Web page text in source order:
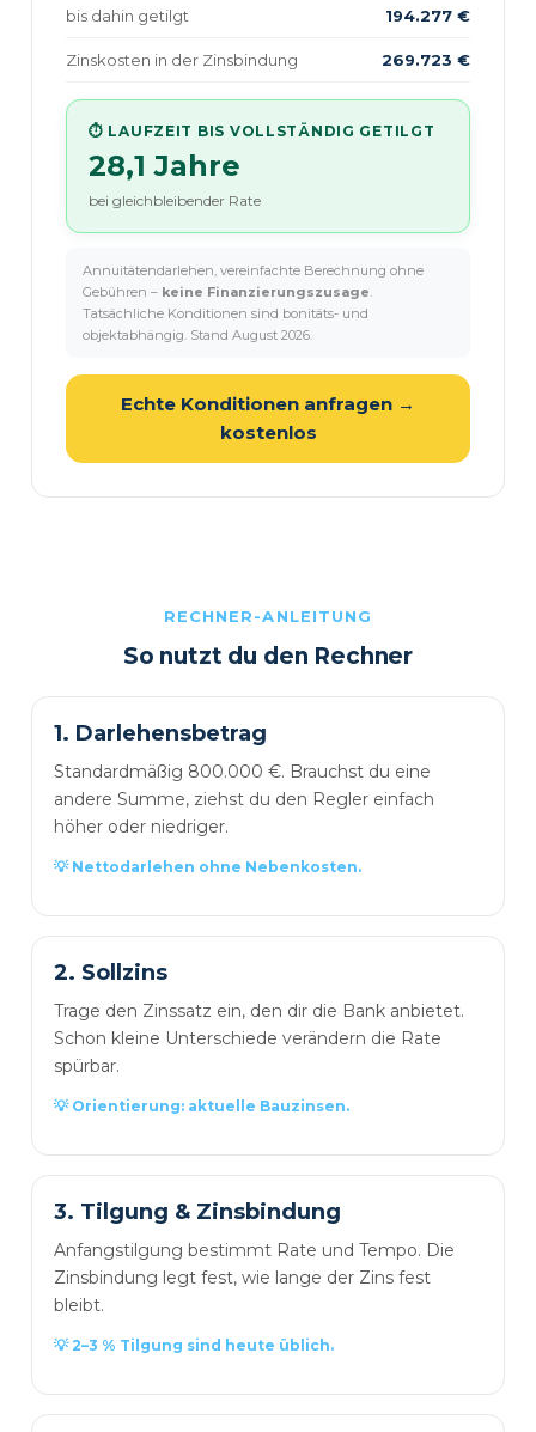
bis dahin getilgt 194.277 €
Zinskosten in der Zinsbindung 269.723 €
⏱️ LAUFZEIT BIS VOLLSTÄNDIG GETILGT
28,1 Jahre
bei gleichbleibender Rate
Annuitätendarlehen, vereinfachte Berechnung ohne
Gebühren – keine Finanzierungszusage.
Tatsächliche Konditionen sind bonitäts- und
objektabhängig. Stand August 2026.
Echte Konditionen anfragen →
kostenlos
RECHNER-ANLEITUNG
So nutzt du den Rechner
1. Darlehensbetrag
Standardmäßig 800.000 €. Brauchst du eine
andere Summe, ziehst du den Regler einfach
höher oder niedriger.
💡 Nettodarlehen ohne Nebenkosten.
2. Sollzins
Trage den Zinssatz ein, den dir die Bank anbietet.
Schon kleine Unterschiede verändern die Rate
spürbar.
💡 Orientierung: aktuelle Bauzinsen.
3. Tilgung & Zinsbindung
Anfangstilgung bestimmt Rate und Tempo. Die
Zinsbindung legt fest, wie lange der Zins fest
bleibt.
💡 2–3 % Tilgung sind heute üblich.